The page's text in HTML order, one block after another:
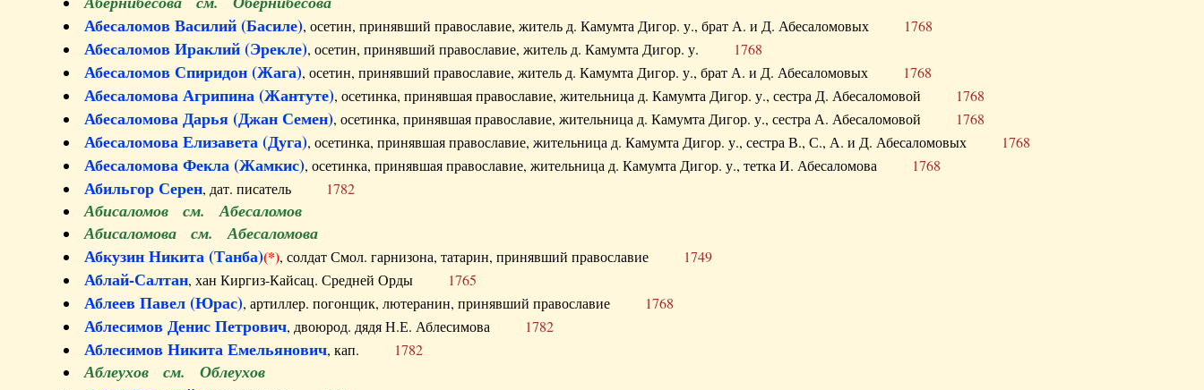
Абесаломов Василий (Басиле), осетин, принявший православие, житель д. Камумта Дигор. у., брат А. и Д. Абесаломовых 1768
Абесаломов Ираклий (Эрекле), осетин, принявший православие, житель д. Камумта Дигор. у. 1768
Абесаломов Спиридон (Жага), осетин, принявший православие, житель д. Камумта Дигор. у., брат А. и Д. Абесаломовых 1768
Абесаломова Агрипина (Жантуте), осетинка, принявшая православие, жительница д. Камумта Дигор. у., сестра Д. Абесаломовой 1768
Абесаломова Дарья (Джан Семен), осетинка, принявшая православие, жительница д. Камумта Дигор. у., сестра А. Абесаломовой 1768
Абесаломова Елизавета (Дуга), осетинка, принявшая православие, жительница д. Камумта Дигор. у., сестра В., С., А. и Д. Абесаломовых 1768
Абесаломова Фекла (Жамкис), осетинка, принявшая православие, жительница д. Камумта Дигор. у., тетка И. Абесаломова 1768
Абильгор Серен, дат. писатель 1782
Абисаломов см. Абесаломов
Абисаломова см. Абесаломова
Абкузин Никита (Танба)(*), солдат Смол. гарнизона, татарин, принявший православие 1749
Аблай-Салтан, хан Киргиз-Кайсац. Средней Орды 1765
Аблеев Павел (Юрас), артиллер. погонщик, лютеранин, принявший православие 1768
Аблесимов Денис Петрович, двоюрод. дядя Н.Е. Аблесимова 1782
Аблесимов Никита Емельянович, кап. 1782
Аблеухов см. Облеухов